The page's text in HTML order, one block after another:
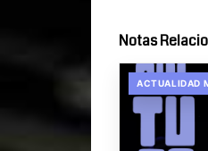
Notas
ACTUALIDAD